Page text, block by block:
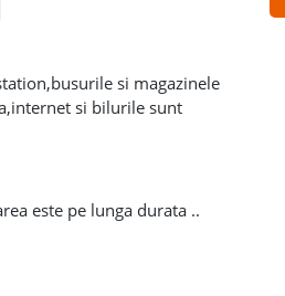
si magazinele
si bilurile sunt
Pentru mai multe
este pe lunga durata ..